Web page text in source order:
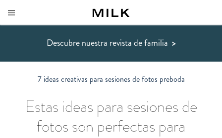
Descubre nuestra revista de familia >
7 ideas creativas para sesiones de fotos preboda
Estas ideas para sesiones de
fotos son perfectas para